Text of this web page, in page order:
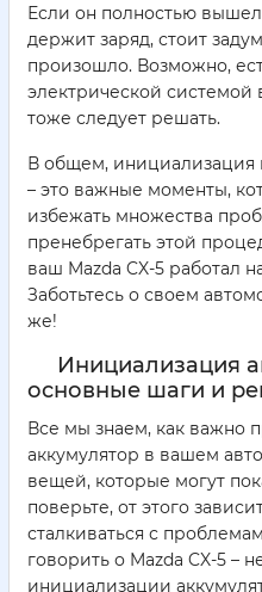
Если он полностью
держит заряд, стоит
произошло. Возможно,
электрической системой
тоже следует решать.
В общем, инициализация
– это важные моменты,
избежать множества
пренебрегать этой
ваш Mazda CX-5 работал
Заботьтесь о своем
же!
Инициализация
основные шаги и
Все мы знаем, как важно
аккумулятор в вашем
вещей, которые могут
поверьте, от этого
сталкиваться с
говорить о Mazda CX-5 –
инициализации